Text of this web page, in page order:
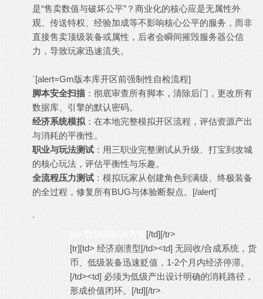
是“售卖数值与破坏公平”？商业化的核心应是无属性外
观、传送特权、经验加成等不影响核心公平的服务，而非
直接售卖顶级装备或属性，后者会瞬间摧毁服务器公信
力，导致玩家迅速流失。
`[alert=Gm版本库开区前强制性自检流程]
脚本安全扫描 ：彻底审查所有脚本，清除后门，更改所有
数据库、引擎的默认密码。
经济系统模拟 ：在本地完整模拟开区流程，评估资源产出
与消耗的平衡性。
职业与玩法测试 ：用三职业完整测试从升级、打宝到攻城
的核心玩法，评估平衡性与乐趣。
全流程压力测试 ：模拟玩家从创建角色到满级、终极装备
的全过程，修复所有BUG与体验断裂点。[/alert]`
`
[/td][/tr>
[tr][td> 经济崩溃型[/td><td] 无回收/合成系统，货
币、低级装备迅速贬值，1-2个月内经济停滞。
[/td><td] 必须为低级产出设计明确的消耗路径，
形成价值闭环。[/td][/tr>